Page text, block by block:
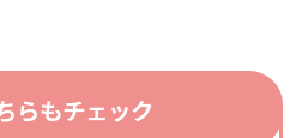
らもチェック